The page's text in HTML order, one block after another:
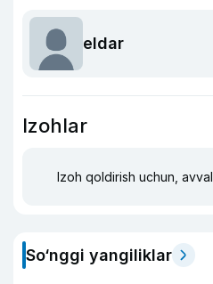
eldar
Izohlar
Izoh qoldirish uchun, avval
So‘nggi yangiliklar